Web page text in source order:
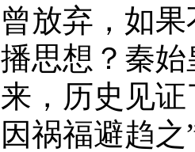
放弃，如
思想？秦
，历史见
祸福避趋